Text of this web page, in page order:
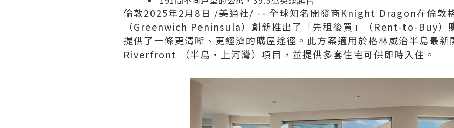
倫敦2025年2月8日 /美通社/ -- 全球知名開發商Knight Dragon在倫敦
（Greenwich Peninsula）創新推出了「先租後買」（Rent-to-Buy）
提供了一條更清晰、更經濟的購屋途徑。此方案適用於格林威治半島最
Riverfront （半島•上河灣）項目，並提供多套住宅可供即時入住。